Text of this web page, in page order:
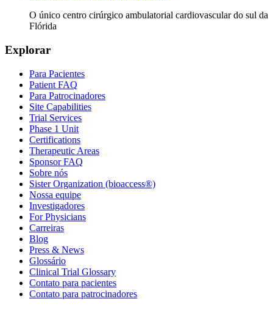
O único centro cirúrgico ambulatorial cardiovascular do sul da
Flórida
Explorar
Para Pacientes
Patient FAQ
Para Patrocinadores
Site Capabilities
Trial Services
Phase 1 Unit
Certifications
Therapeutic Areas
Sponsor FAQ
Sobre nós
Sister Organization (bioaccess®)
Nossa equipe
Investigadores
For Physicians
Carreiras
Blog
Press & News
Glossário
Clinical Trial Glossary
Contato para pacientes
Contato para patrocinadores